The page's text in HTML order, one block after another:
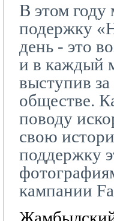
В этом году
подержку
день - это
и в каждый
выступив
обществе.
поводу
свою
поддержку
кампании